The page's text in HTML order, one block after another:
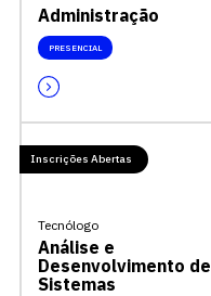
Administração
PRESENCIAL
Inscrições Abertas
Tecnólogo
Análise e
Desenvolvimento de
Sistemas